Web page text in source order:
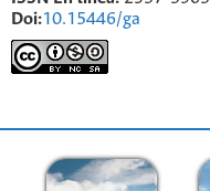
Doi:10.15446/ga